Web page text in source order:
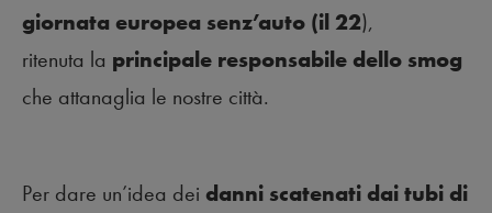
giornata europea senz’auto (il 22),
ritenuta la principale responsabile dello smog
che attanaglia le nostre città.
Per dare un’idea dei danni scatenati dai tubi di